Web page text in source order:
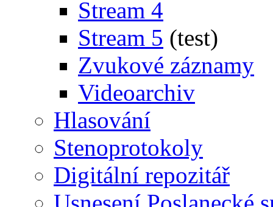
Stream 4
Stream 5 (test)
Zvukové záznamy
Videoarchiv
Hlasování
Stenoprotokoly
Digitální repozitář